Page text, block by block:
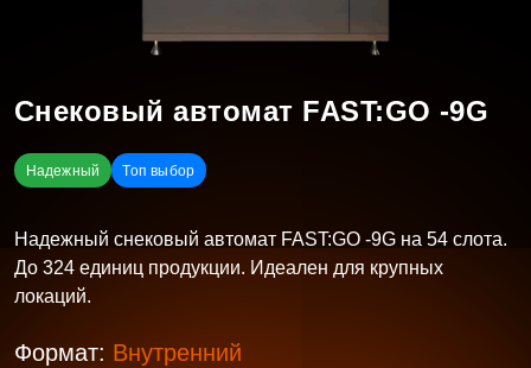
Снековый автомат FAST:GO -9G
Надежный Топ выбор
Надежный снековый автомат FAST:GO -9G на 54 слота.
До 324 единиц продукции. Идеален для крупных
локаций.
Формат: Внутренний